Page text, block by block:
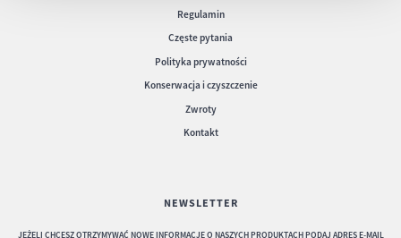
Regulamin
Częste pytania
Polityka prywatności
Konserwacja i czyszczenie
Zwroty
Kontakt
NEWSLETTER
JEŻELI CHCESZ OTRZYMYWAĆ NOWE INFORMACJE O NASZYCH PRODUKTACH PODAJ ADRES E-MAIL